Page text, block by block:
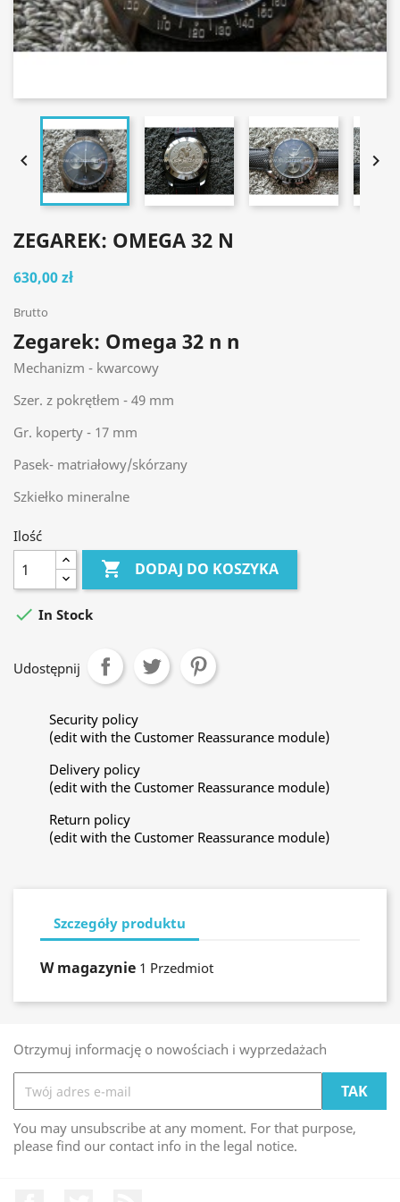
 
ZEGAREK: OMEGA 32 N
630,00 zł
Brutto
Zegarek: Omega 32 n n
Mechanizm - kwarcowy
Szer. z pokrętłem - 49 mm
Gr. koperty - 17 mm
Pasek- matriałowy/skórzany
Szkiełko mineralne
Ilość
 DODAJ DO KOSZYKA
 In Stock
Udostępnij
Security policy
(edit with the Customer Reassurance module)
Delivery policy
(edit with the Customer Reassurance module)
Return policy
(edit with the Customer Reassurance module)
Szczegóły produktu
W magazynie 1 Przedmiot
Otrzymuj informację o nowościach i wyprzedażach
You may unsubscribe at any moment. For that purpose,
please find our contact info in the legal notice.